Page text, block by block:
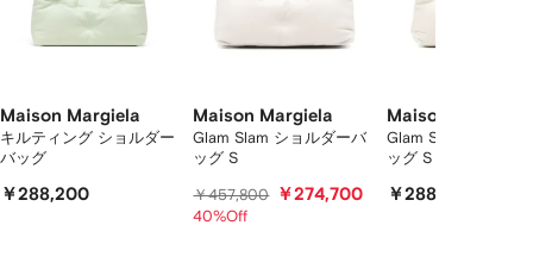
Maison Margiela
キルティング ショルダー
バッグ
￥288,200
Maison Margiela
Glam Slam ショルダーバ
ッグ S
￥457,800 ￥274,700
40%Off
Maison Margiela
Glam Slam ショルダ
ッグ S
￥288,200